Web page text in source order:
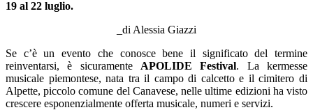
19 al 22 luglio.
_di Alessia Giazzi
Se c’è un evento che conosce bene il significato del termine
reinventarsi, è sicuramente APOLIDE Festival. La kermesse
musicale piemontese, nata tra il campo di calcetto e il cimitero di
Alpette, piccolo comune del Canavese, nelle ultime edizioni ha visto
crescere esponenzialmente offerta musicale, numeri e servizi.